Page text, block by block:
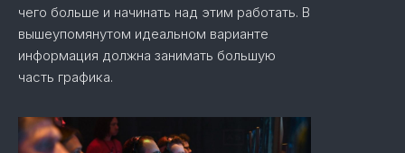
чего больше и начинать над этим работать. В
вышеупомянутом идеальном варианте
информация должна занимать большую
часть графика.